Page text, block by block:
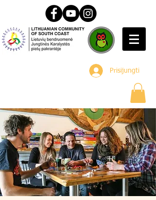
Prisijungti